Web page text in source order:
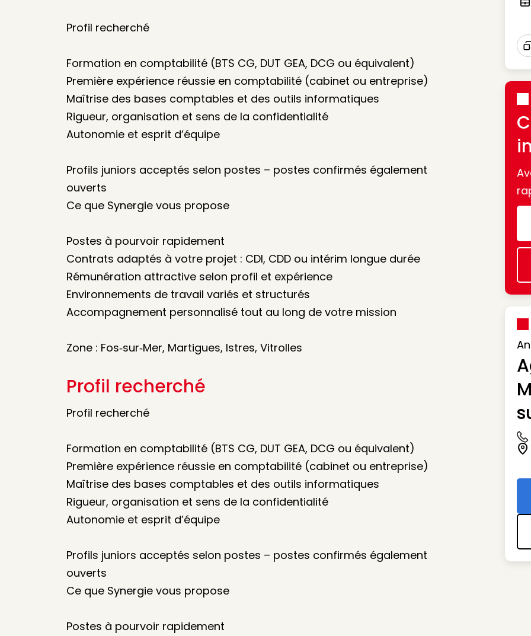
Profil recherché
Formation en comptabilité (BTS CG, DUT GEA, DCG ou équivalent)
Première expérience réussie en comptabilité (cabinet ou entreprise)
Maîtrise des bases comptables et des outils informatiques
Rigueur, organisation et sens de la confidentialité
Autonomie et esprit d’équipe
Profils juniors acceptés selon postes – postes confirmés également
ouverts
Ce que Synergie vous propose
Postes à pourvoir rapidement
Contrats adaptés à votre projet : CDI, CDD ou intérim longue durée
Rémunération attractive selon profil et expérience
Environnements de travail variés et structurés
Accompagnement personnalisé tout au long de votre mission
Zone : Fos‑sur‑Mer, Martigues, Istres, Vitrolles
Profil recherché
Profil recherché
Formation en comptabilité (BTS CG, DUT GEA, DCG ou équivalent)
Première expérience réussie en comptabilité (cabinet ou entreprise)
Maîtrise des bases comptables et des outils informatiques
Rigueur, organisation et sens de la confidentialité
Autonomie et esprit d’équipe
Profils juniors acceptés selon postes – postes confirmés également
ouverts
Ce que Synergie vous propose
Postes à pourvoir rapidement